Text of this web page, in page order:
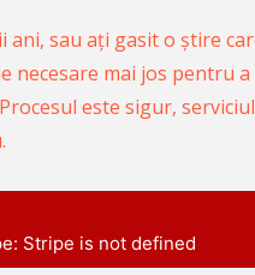
sau ați gasit o știre
necesare mai jos pentru
este sigur,
Stripe is not defined